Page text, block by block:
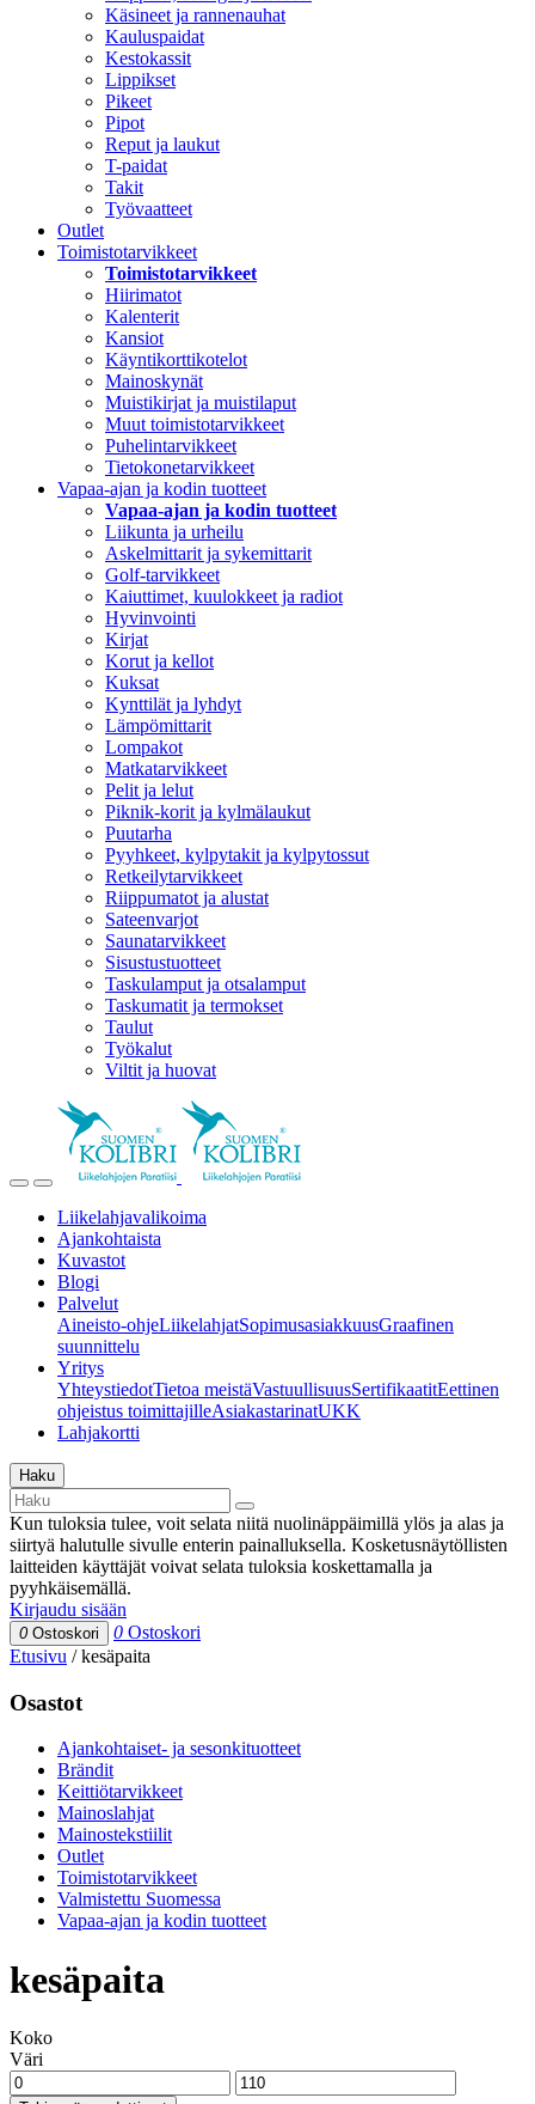
Käsineet ja rannenauhat
Kauluspaidat
Kestokassit
Lippikset
Pikeet
Pipot
Reput ja laukut
T-paidat
Takit
Työvaatteet
Outlet
Toimistotarvikkeet
Toimistotarvikkeet
Hiirimatot
Kalenterit
Kansiot
Käyntikorttikotelot
Mainoskynät
Muistikirjat ja muistilaput
Muut toimistotarvikkeet
Puhelintarvikkeet
Tietokonetarvikkeet
Vapaa-ajan ja kodin tuotteet
Vapaa-ajan ja kodin tuotteet
Liikunta ja urheilu
Askelmittarit ja sykemittarit
Golf-tarvikkeet
Kaiuttimet, kuulokkeet ja radiot
Hyvinvointi
Kirjat
Korut ja kellot
Kuksat
Kynttilät ja lyhdyt
Lämpömittarit
Lompakot
Matkatarvikkeet
Pelit ja lelut
Piknik-korit ja kylmälaukut
Puutarha
Pyyhkeet, kylpytakit ja kylpytossut
Retkeilytarvikkeet
Riippumatot ja alustat
Sateenvarjot
Saunatarvikkeet
Sisustustuotteet
Taskulamput ja otsalamput
Taskumatit ja termokset
Taulut
Työkalut
Viltit ja huovat
Liikelahjavalikoima
Ajankohtaista
Kuvastot
Blogi
Palvelut
Aineisto-ohjeLiikelahjatSopimusasiakkuusGraafinen
suunnittelu
Yritys
YhteystiedotTietoa meistäVastuullisuusSertifikaatitEettinen
ohjeistus toimittajilleAsiakastarinatUKK
Lahjakortti
Haku
Kun tuloksia tulee, voit selata niitä nuolinäppäimillä ylös ja alas ja
siirtyä halutulle sivulle enterin painalluksella. Kosketusnäytöllisten
laitteiden käyttäjät voivat selata tuloksia koskettamalla ja
pyyhkäisemällä.
Kirjaudu sisään
0 Ostoskori 0 Ostoskori
Etusivu /kesäpaita
Osastot
Ajankohtaiset- ja sesonkituotteet
Brändit
Keittiötarvikkeet
Mainoslahjat
Mainostekstiilit
Outlet
Toimistotarvikkeet
Valmistettu Suomessa
Vapaa-ajan ja kodin tuotteet
kesäpaita
Koko
Väri